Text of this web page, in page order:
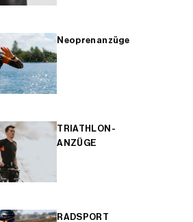
Neoprenanzüge
TRIATHLON-
ANZÜGE
RADSPORT